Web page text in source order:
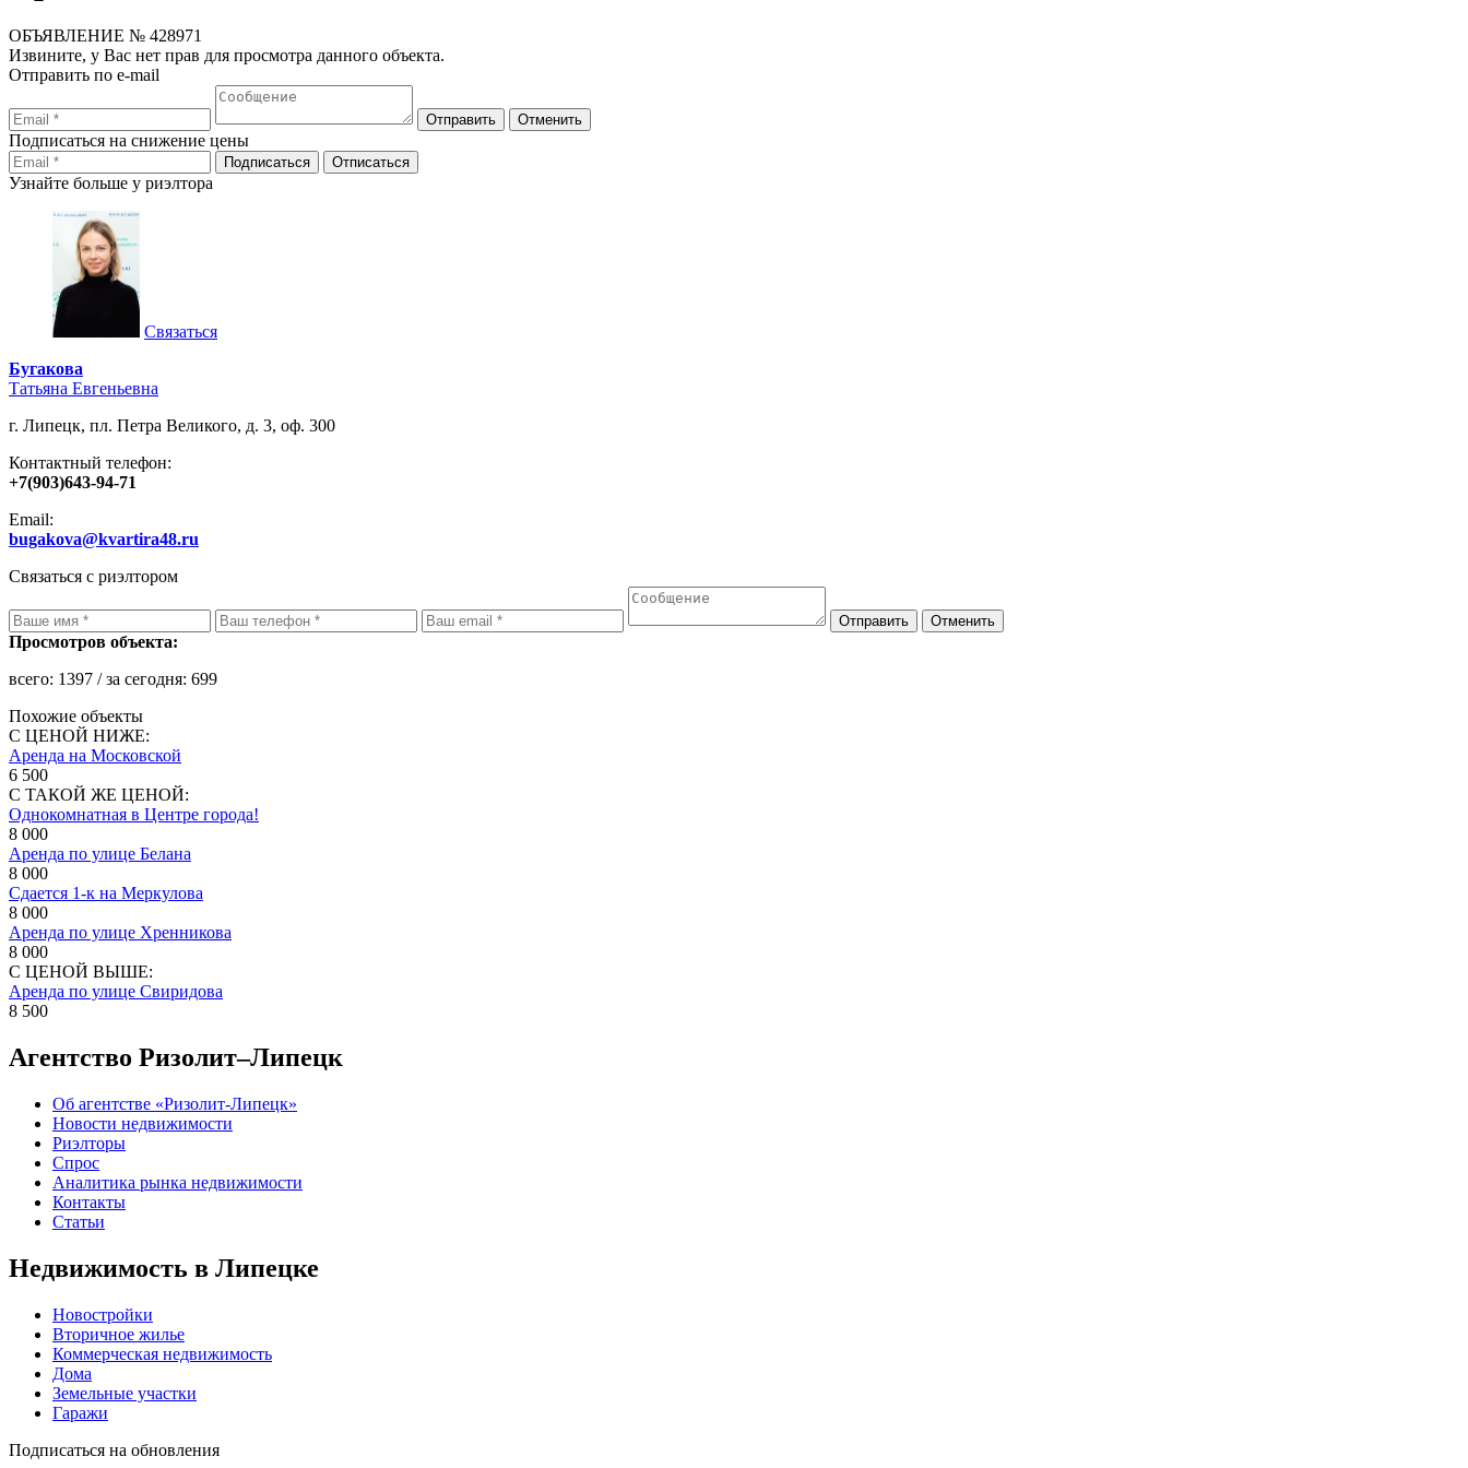
ОБЪЯВЛЕНИЕ № 428971
Извините, у Вас нет прав для просмотра данного объекта.
Отправить по e-mail
Подписаться на снижение цены
Узнайте больше у риэлтора
Связаться
Бугакова
Татьяна Евгеньевна
г. Липецк, пл. Петра Великого, д. 3, оф. 300
Контактный телефон:
+7(903)643-94-71
Email:
bugakova@kvartira48.ru
Связаться с риэлтором
Просмотров объекта:
всего: 1397 / за сегодня: 699
Похожие объекты
С ЦЕНОЙ НИЖЕ:
Аренда на Московской
6 500
С ТАКОЙ ЖЕ ЦЕНОЙ:
Однокомнатная в Центре города!
8 000
Аренда по улице Белана
8 000
Сдается 1-к на Меркулова
8 000
Аренда по улице Хренникова
8 000
С ЦЕНОЙ ВЫШЕ:
Аренда по улице Свиридова
8 500
Агентство Ризолит–Липецк
Об агентстве «Ризолит-Липецк»
Новости недвижимости
Риэлторы
Спрос
Аналитика рынка недвижимости
Контакты
Статьи
Недвижимость в Липецке
Новостройки
Вторичное жилье
Коммерческая недвижимость
Дома
Земельные участки
Гаражи
Подписаться на обновления